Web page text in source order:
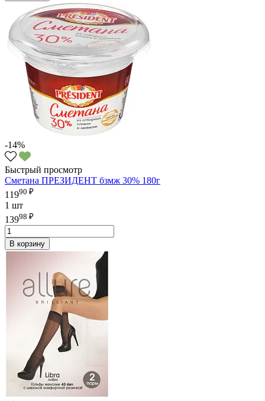
-14%
Быстрый просмотр
Сметана ПРЕЗИДЕНТ бзмж 30% 180г
11990 ₽
1 шт
13998 ₽
В корзину